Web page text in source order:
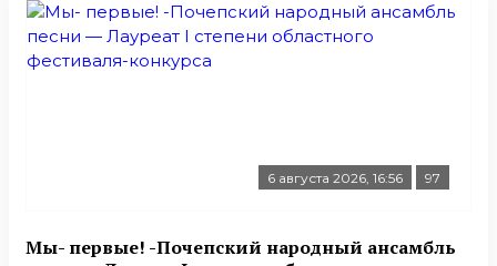
6 августа 2026, 16:56 97
Мы- первые! -Почепский народный ансамбль